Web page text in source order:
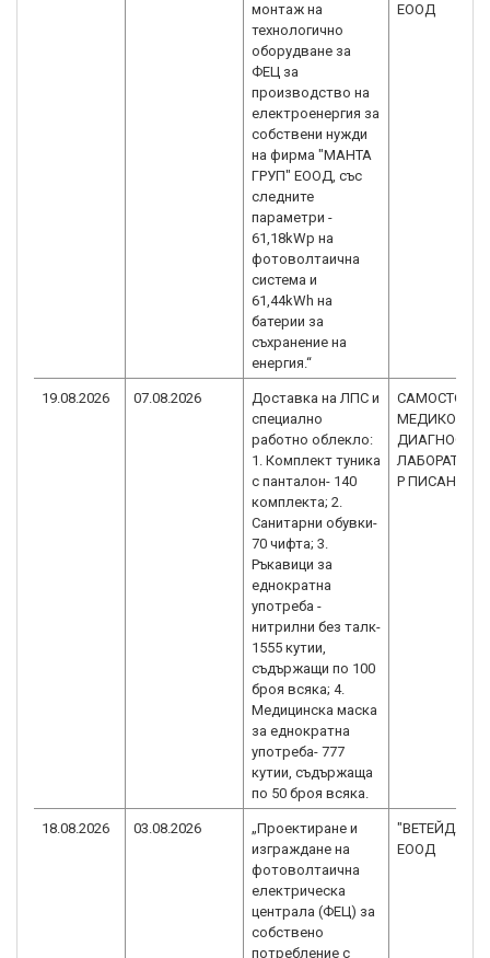
монтаж на
технологично
оборудване за
ФЕЦ за
производство на
електроенергия за
собствени нужди
на фирма "МАНТА
ГРУП" ЕООД, със
следните
параметри -
61,18kWp на
фотоволтаична
система и
61,44kWh на
батерии за
съхранение на
енергия.“
ЕООД
19.08.2026 07.08.2026
Доставка на ЛПС и
специално
работно облекло:
1. Комплект туника
с панталон- 140
комплекта; 2.
Санитарни обувки-
70 чифта; 3.
Ръкавици за
еднократна
употреба -
нитрилни без талк-
1555 кутии,
съдържащи по 100
броя всяка; 4.
Медицинска маска
за еднократна
употреба- 777
кутии, съдържаща
по 50 броя всяка.
МЕДИКО-
Р ПИСАНЕЦ
18.08.2026 03.08.2026
„Проектиране и
изграждане на
фотоволтаична
електрическа
централа (ФЕЦ) за
собствено
потребление с
"ВЕТЕЙДА 2"
ЕООД